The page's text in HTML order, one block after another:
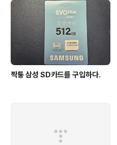
짝퉁 삼성 SD카드를 구입하다.